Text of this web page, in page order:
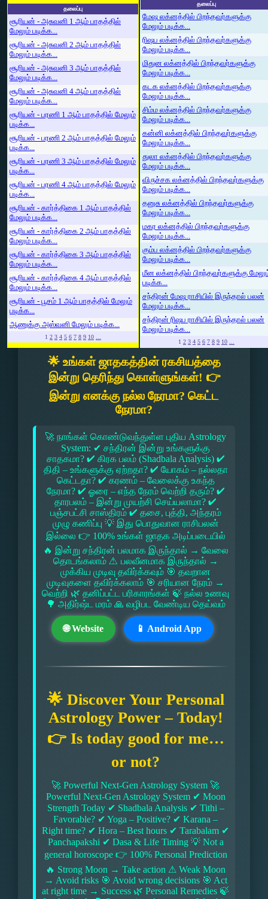
தலைப்பு
சூரியன் - அசுவனி 1 ஆம் பாதத்தில்
மேலும் படிக்க...
சூரியன் - அசுவனி 2 ஆம் பாதத்தில்
மேலும் படிக்க...
சூரியன் - அசுவனி 3 ஆம் பாதத்தில்
மேலும் படிக்க...
சூரியன் - அசுவனி 4 ஆம் பாதத்தில்
மேலும் படிக்க...
சூரியன் - பரணி 1 ஆம் பாதத்தில் மேலும்
படிக்க...
சூரியன் - பரணி 2 ஆம் பாதத்தில் மேலும்
படிக்க...
சூரியன் - பரணி 3 ஆம் பாதத்தில் மேலும்
படிக்க...
சூரியன் - பரணி 4 ஆம் பாதத்தில் மேலும்
படிக்க...
சூரியன் - கார்த்திகை 1 ஆம் பாதத்தில்
மேலும் படிக்க...
சூரியன் - கார்த்திகை 2 ஆம் பாதத்தில்
மேலும் படிக்க...
சூரியன் - கார்த்திகை 3 ஆம் பாதத்தில்
மேலும் படிக்க...
சூரியன் - கார்த்திகை 4 ஆம் பாதத்தில்
மேலும் படிக்க...
சூரியன் - பூசம் 1 ஆம் பாதத்தில் மேலும்
படிக்க...
ஆணுக்கு அஸ்வனி மேலும் படிக்க...
1 2 3 4 5 6 7 8 9 10 ...
தலைப்பு
மேஷ லக்னத்தில் பிறந்தவர்களுக்கு
மேலும் படிக்க...
ரிஷப லக்னத்தில் பிறந்தவர்களுக்கு
மேலும் படிக்க...
மிதுன லக்னத்தில் பிறந்தவர்களுக்கு
மேலும் படிக்க...
கடக லக்னத்தில் பிறந்தவர்களுக்கு
மேலும் படிக்க...
சிம்ம லக்னத்தில் பிறந்தவர்களுக்கு
மேலும் படிக்க...
கன்னி லக்னத்தில் பிறந்தவர்களுக்கு
மேலும் படிக்க...
துலா லக்னத்தில் பிறந்தவர்களுக்கு
மேலும் படிக்க...
விருச்சக லக்னத்தில் பிறந்தவர்களுக்கு
மேலும் படிக்க...
தனுசு லக்னத்தில் பிறந்தவர்களுக்கு
மேலும் படிக்க...
மகர லக்னத்தில் பிறந்தவர்களுக்கு
மேலும் படிக்க...
கும்ப லக்னத்தில் பிறந்தவர்களுக்கு
மேலும் படிக்க...
மீன லக்னத்தில் பிறந்தவர்களுக்கு
படிக்க...
சந்திரன் மேஷ ராசியில் இருந்தால் பலன்
மேலும் படிக்க...
சந்திரன் ரிஷப ராசியில் இருந்தால் பலன்
மேலும் படிக்க...
1 2 3 4 5 6 7 8 9 10 ...
🌟 உங்கள் ஜாதகத்தின் ரகசியத்தை
இன்று தெரிந்து கொள்ளுங்கள்! 👉
இன்று எனக்கு நல்ல நேரமா? கெட்ட
நேரமா?
🚀 நாங்கள் கொண்டுவந்துள்ள புதிய Astrology
System: ✔ சந்திரன் இன்று உங்களுக்கு
சாதகமா? ✔ கிரக பலம் (Shadbala Analysis) ✔
திதி – உங்களுக்கு ஏற்றதா? ✔ யோகம் – நல்லதா
கெட்டதா? ✔ கரணம் – வேலைக்கு உகந்த
நேரமா? ✔ ஓரை – எந்த நேரம் வெற்றி தரும்? ✔
தாரபலம் – இன்று முயற்சி செய்யலாமா? ✔
பஞ்சபட்சி சாஸ்திரம் ✔ தசை, புத்தி, அந்தரம்
முழு கணிப்பு 💡 இது பொதுவான ராசிபலன்
இல்லை 👉 100% உங்கள் ஜாதக அடிப்படையில்
🔥 இன்று சந்திரன் பலமாக இருந்தால் → வேலை
தொடங்கலாம் ⚠ பலவீனமாக இருந்தால் →
முக்கிய முடிவு தவிர்க்கவும் 🎯 தவறான
முடிவுகளை தவிர்க்கலாம் 🎯 சரியான நேரம் →
வெற்றி 🌿 தனிப்பட்ட பரிகாரங்கள் 🍃 நல்ல உணவு
🌳 அதிர்ஷ்ட மரம் 🙏 வழிபட வேண்டிய தெய்வம்
🌐 Website 📱 Android App
🌟 Discover Your Personal
Astrology Power – Today!
👉 Is today good for me…
or not?
🚀 Powerful Next-Gen Astrology System 🚀
Powerful Next-Gen Astrology System ✔ Moon
Strength Today ✔ Shadbala Analysis ✔ Tithi –
Favorable? ✔ Yoga – Positive? ✔ Karana –
Right time? ✔ Hora – Best hours ✔ Tarabalam ✔
Panchapakshi ✔ Dasa & Life Timing 💡 Not a
general horoscope 👉 100% Personal Prediction
🔥 Strong Moon → Take action ⚠ Weak Moon
→ Avoid risks 🎯 Avoid wrong decisions 🎯 Act
at right time → Success 🌿 Personal Remedies 🍃